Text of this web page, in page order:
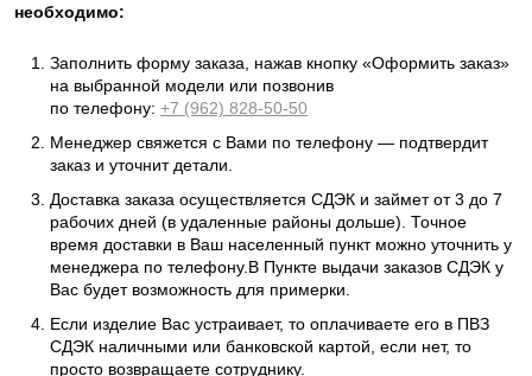
необходимо:
Заполнить форму заказа, нажав кнопку «Оформить заказ»
на выбранной модели или позвонив
по телефону: +7 (962) 828-50-50
Менеджер свяжется с Вами по телефону — подтвердит
заказ и уточнит детали.
Доставка заказа осуществляется СДЭК и займет от 3 до 7
рабочих дней (в удаленные районы дольше). Точное
время доставки в Ваш населенный пункт можно уточнить у
менеджера по телефону.В Пункте выдачи заказов СДЭК у
Вас будет возможность для примерки.
Если изделие Вас устраивает, то оплачиваете его в ПВЗ
СДЭК наличными или банковской картой, если нет, то
просто возвращаете сотруднику.